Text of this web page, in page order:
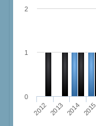
2012 2013 2014 2015
0
1
2